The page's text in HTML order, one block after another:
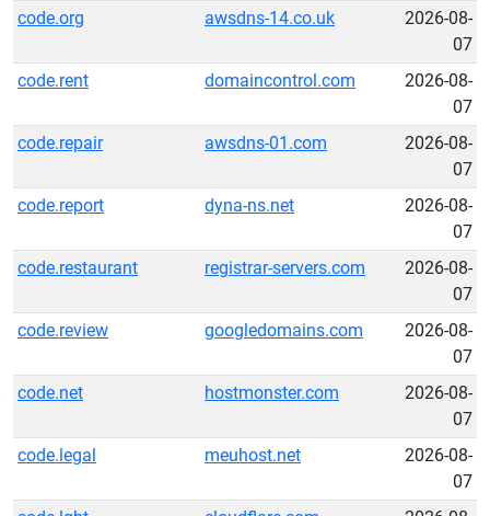
code.org
awsdns-14.co.uk
2026-08-
07
code.rent
domaincontrol.com
2026-08-
07
code.repair
awsdns-01.com
2026-08-
07
code.report
dyna-ns.net
2026-08-
07
code.restaurant
registrar-servers.com
2026-08-
07
code.review
googledomains.com
2026-08-
07
code.net
hostmonster.com
2026-08-
07
code.legal
meuhost.net
2026-08-
07